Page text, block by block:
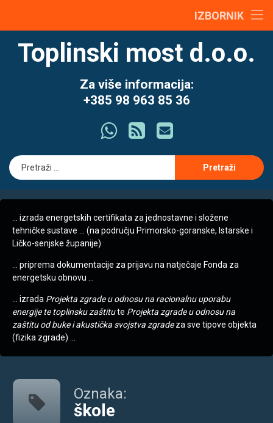
IZBORNIK
energetski certifikat
Zrakopropusnost – “Pa zar još i to moram platiti?”
sadržajToplinski most d.o.o.
Za više informacija:
+385 98 963 85 36
Što ima
RSS E-mail
… izrada energetskih certifikata za jednostavne i složene
tehničke sustave … (na području Primorsko-goranske, Istarske i
Ličko-senjske županije)
… priprema dokumentacije za prijavu na natječaje Fonda za
energetsku obnovu …
… izrada Projekta zgrade u odnosu na racionalnu uporabu
energije te toplinsku zaštitute Projekta zgrade u odnosu na
zaštitu od buke i akustička svojstva zgradeza sve tipove objekta
(fizika zgrade) …
Oznaka:
škole